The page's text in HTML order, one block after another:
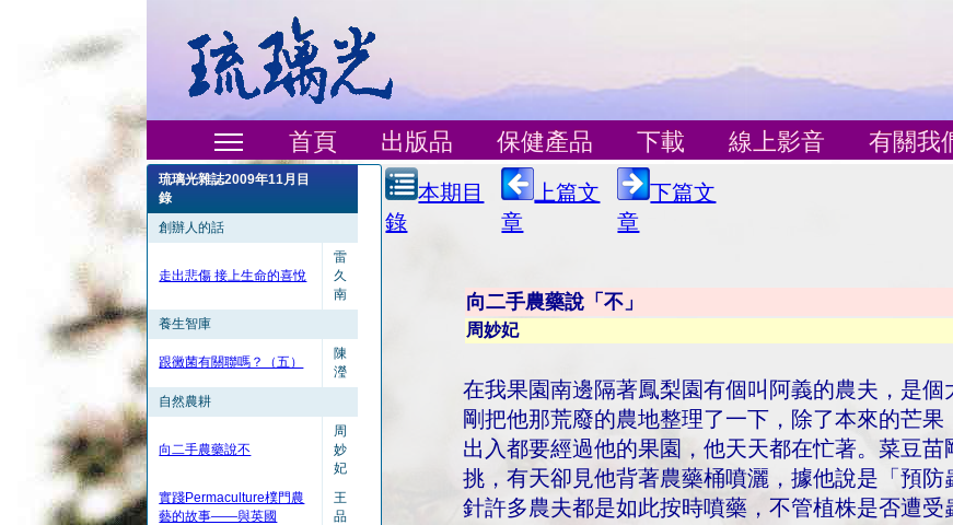
首頁 出版品 保健產品 下載 線上影音 有關我
琉璃光雜誌2009年11月目
錄
創辦人的話
走出悲傷 接上生命的喜悅
雷
久
南
養生智庫
跟黴菌有關聯嗎？（五）
陳
瀅
自然農耕
向二手農藥說不
周
妙
妃
實踐Permaculture樸門農
藝的故事——與英國
王
品
本期目
錄
上篇文
章
下篇文
章
向二手農藥說「不」
周妙妃
在我果園南邊隔著鳳梨園有個叫阿義的農夫，是
剛把他那荒廢的農地整理了一下，除了本來的芒
出入都要經過他的果園，他天天都在忙著。菜豆
挑，有天卻見他背著農藥桶噴灑，據他說是「預
針許多農夫都是如此按時噴藥，不管植株是否遭受